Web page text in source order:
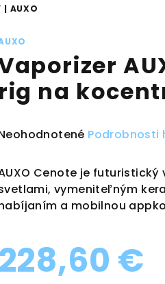
| AUXO
rig na
produktu
je
hviezdičiek.
Podrobnosti
Cenote je futuristický
vymeniteľným
a mobilnou
228,60 €